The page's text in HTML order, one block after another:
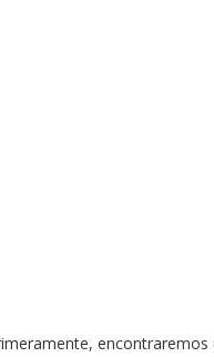
encontraremos